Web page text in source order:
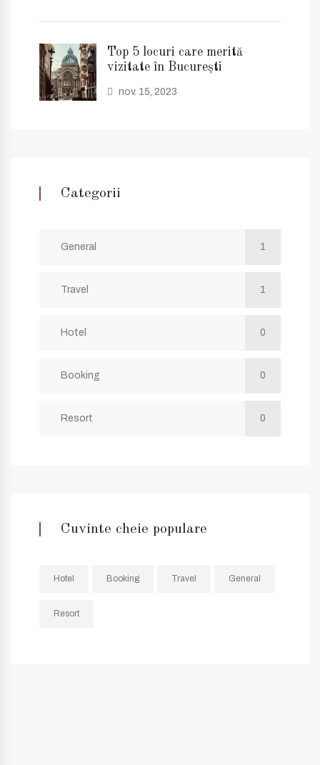
Top 5 locuri care merită
vizitate în București
nov. 15, 2023
Categorii
General 1
Travel 1
Hotel 0
Booking 0
Resort 0
Cuvinte cheie populare
Hotel Booking Travel General
Resort